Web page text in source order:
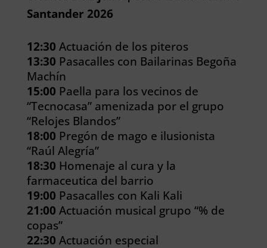
Santander 2026
12:30 Actuación de los piteros
13:30 Pasacalles con Bailarinas Begoña
Machín
15:00 Paella para los vecinos de
“Tecnocasa” amenizada por el grupo
“Relojes Blandos”
18:00 Pregón de mago e ilusionista
“Raúl Alegría”
18:30 Homenaje al cura y la
farmaceutica del barrio
19:00 Pasacalles con Kali Kali
21:00 Actuación musical grupo “% de
copas”
22:30 Actuación especial